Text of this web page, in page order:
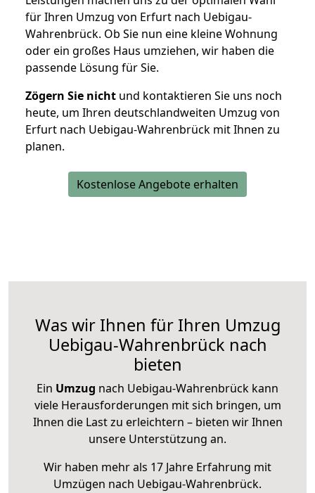
für Ihren Umzug von Erfurt nach Uebigau-
Wahrenbrück. Ob Sie nun eine kleine Wohnung
oder ein großes Haus umziehen, wir haben die
passende Lösung für Sie.
Zögern Sie nicht und kontaktieren Sie uns noch
heute, um Ihren deutschlandweiten Umzug von
Erfurt nach Uebigau-Wahrenbrück mit Ihnen zu
planen.
Kostenlose Angebote erhalten
Was wir Ihnen für Ihren Umzug
Uebigau-Wahrenbrück nach
bieten
Ein Umzug nach Uebigau-Wahrenbrück kann
viele Herausforderungen mit sich bringen, um
Ihnen die Last zu erleichtern – bieten wir Ihnen
unsere Unterstützung an.
Wir haben mehr als 17 Jahre Erfahrung mit
Umzügen nach Uebigau-Wahrenbrück.